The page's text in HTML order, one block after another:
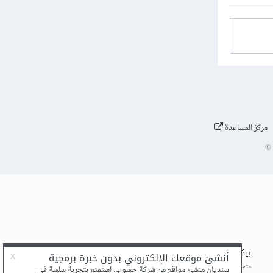
مركز المساعدة
©